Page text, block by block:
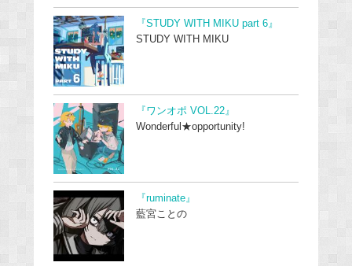
『STUDY WITH MIKU part 6』
STUDY WITH MIKU
『ワンオポ VOL.22』
Wonderful★opportunity!
『ruminate』
藍宮ことの